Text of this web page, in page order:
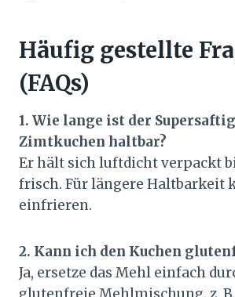
Häufig gestellte
(FAQs)
1. Wie lange ist der
Zimtkuchen haltbar?
Er hält sich luftdicht verpackt
frisch. Für längere Haltbarkeit
einfrieren.
2. Kann ich den Kuchen
Ja, ersetze das Mehl einfach